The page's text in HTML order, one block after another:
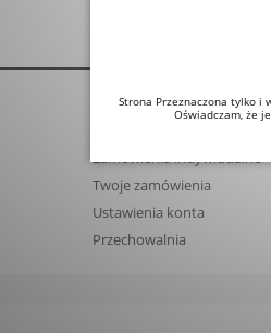
Zamówienia indywidualne
Twoje zamówienia
Ustawienia konta
Przechowalnia
Strona Przeznaczona tylko i
Oświadczam, że